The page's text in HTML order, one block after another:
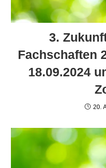
3.
Fachschaften
18.09.2024
20.